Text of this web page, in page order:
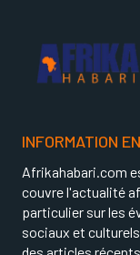
INFORMATION
Afrikahabari.com
couvre l'actualité
particulier sur les
sociaux et